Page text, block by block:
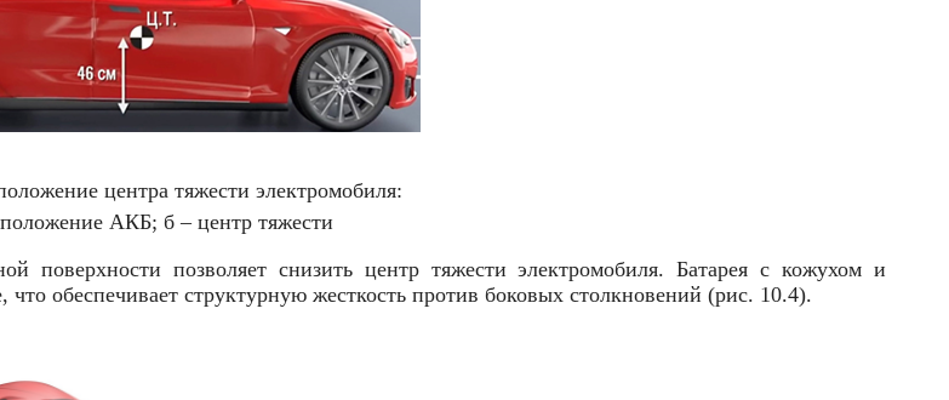
центра тяжести электромобиля:
АКБ; б – центр тяжести
поверхности позволяет снизить центр тяжести электромобиля. Батарея с кожухом и
обеспечивает структурную жесткость против боковых столкновений (рис. 10.4).